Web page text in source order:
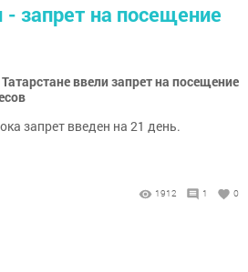
- запрет на посещение
ввели запрет на посещение
запрет введен на 21 день.
1912 1 0